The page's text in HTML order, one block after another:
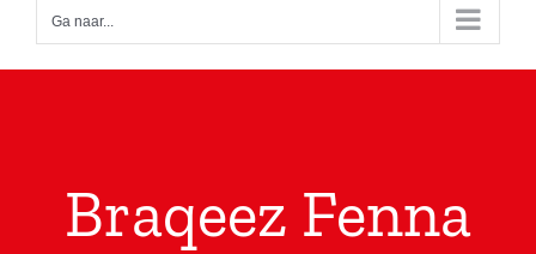
Ga naar...
Braqeez Fenna